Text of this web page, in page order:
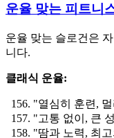
운율 맞는 피트니
운율 맞는 슬로건은
니다.
클래식 운율:
"열심히 훈련,
"고통 없이, 큰
"땀과 노력, 최